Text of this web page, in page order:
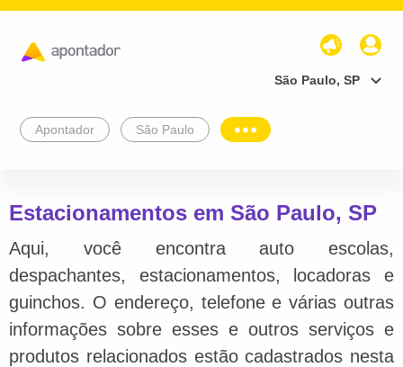
São Paulo, SP
Apontador São Paulo
Estacionamentos em São Paulo, SP
Aqui, você encontra auto escolas,
despachantes, estacionamentos, locadoras e
guinchos. O endereço, telefone e várias outras
informações sobre esses e outros serviços e
produtos relacionados estão cadastrados nesta